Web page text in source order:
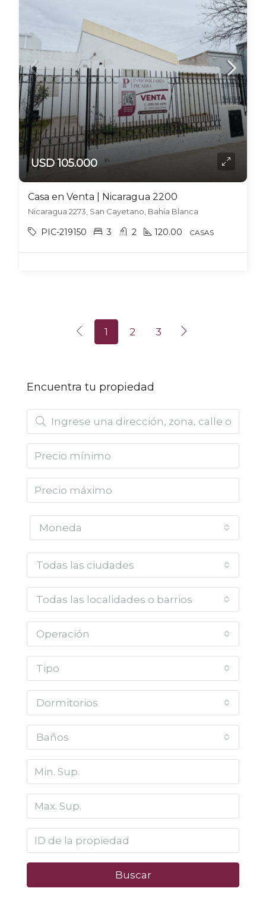
USD 105.000
Casa en Venta | Nicaragua 2200
Nicaragua 2273, San Cayetano, Bahía Blanca
PIC-219150 3 2 120.00 CASAS
1 2 3
Encuentra tu propiedad
Moneda
Todas las ciudades
Todas las localidades o barrios
Operación
Tipo
Dormitorios
Baños
Buscar